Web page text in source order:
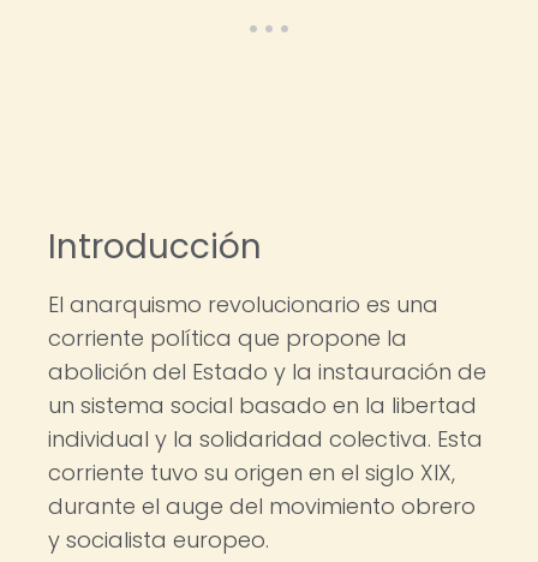
Introducción
El anarquismo revolucionario es una
corriente política que propone la
abolición del Estado y la instauración de
un sistema social basado en la libertad
individual y la solidaridad colectiva. Esta
corriente tuvo su origen en el siglo XIX,
durante el auge del movimiento obrero
y socialista europeo.